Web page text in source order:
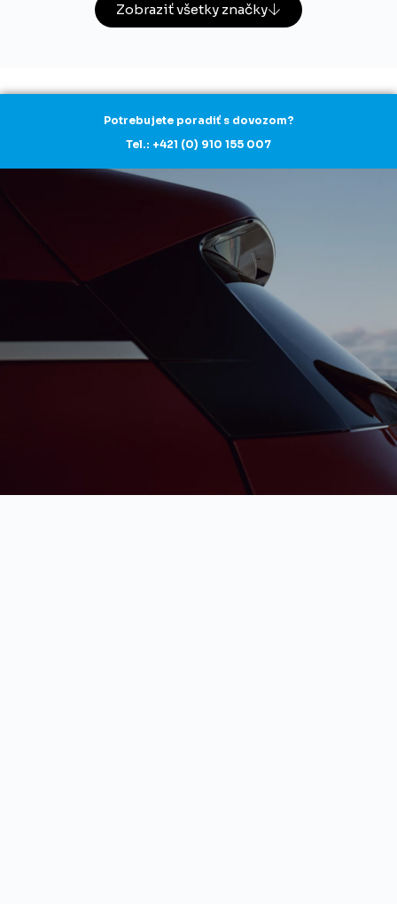
Zobraziť všetky značky
Potrebujete poradiť s dovozom?
Tel.: +421 (0) 910 155 007